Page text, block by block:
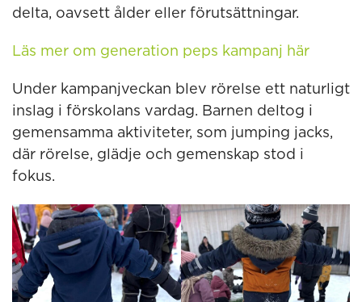
delta, oavsett ålder eller förutsättningar.
Läs mer om generation peps kampanj här
Under kampanjveckan blev rörelse ett naturligt
inslag i förskolans vardag. Barnen deltog i
gemensamma aktiviteter, som jumping jacks,
där rörelse, glädje och gemenskap stod i
fokus.